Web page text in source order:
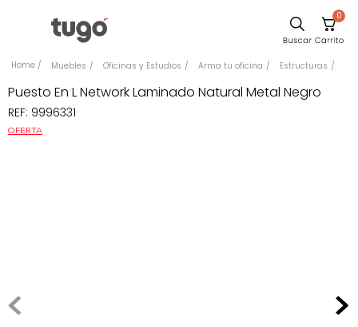
0
Muebles Oficinas y Estudios Arma tu oficina Estructuras
Puesto En L Network Laminado Natural Metal Negro
REF: 9996331
OFERTA
Comedor
Escritorio